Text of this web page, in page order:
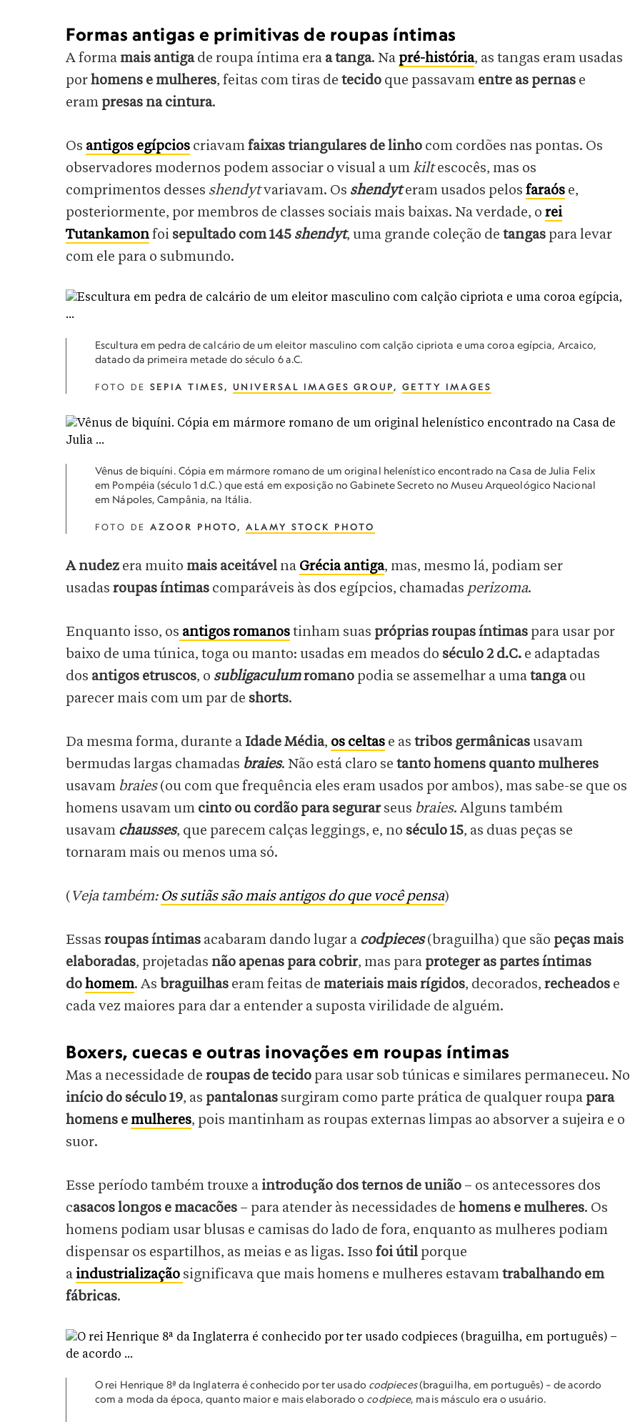
Formas antigas e primitivas de roupas íntimas
A forma mais antigade roupa íntima era a tanga. Na pré-história, as tangas eram usadas
porhomens e mulheres, feitas com tiras de tecido que passavam entre as pernas e
eram presas na cintura.
Os antigos egípcios criavamfaixas triangulares de linho com cordões nas pontas. Os
observadores modernos podem associar o visual a umkiltescocês, mas os
comprimentos desses shendytvariavam. Os shendyteram usados pelos faraós e,
posteriormente, por membros de classes sociais mais baixas. Na verdade, o rei
Tutankamonfoi sepultado com 145 shendyt, uma grande coleção de tangas para levar
com ele para o submundo.
Escultura em pedra de calcário de um eleitor masculino com calção cipriota e uma coroa egípcia, Arcaico,
datado da primeira metade do século 6 a.C.
FOTO DE SEPIA TIMES, UNIVERSAL IMAGES GROUP, GETTY IMAGES
Vênus de biquíni. Cópia em mármore romano de um original helenístico encontrado na Casa de Julia Felix
em Pompéia (século 1 d.C.) que está em exposição no Gabinete Secreto no Museu Arqueológico Nacional
em Nápoles, Campânia, na Itália.
FOTO DE AZOOR PHOTO, ALAMY STOCK PHOTO
A nudez era muito mais aceitável na Grécia antiga, mas, mesmo lá, podiam ser
usadas roupas íntimas comparáveis às dos egípcios, chamadas perizoma.
Enquanto isso, os antigos romanostinham suas próprias roupas íntimas para usar por
baixo de uma túnica, toga ou manto: usadas em meados do século 2 d.C. e adaptadas
dos antigos etruscos, o subligaculumromano podia se assemelhar a umatangaou
parecer mais com um par de shorts.
Da mesma forma, durante a Idade Média, os celtas e as tribos germânicasusavam
bermudas largas chamadas braies. Não está claro se tanto homens quanto mulheres
usavam braies(ou com que frequência eles eram usados por ambos), mas sabe-se que os
homens usavam um cinto ou cordão para segurarseus braies. Alguns também
usavam chausses, que parecem calças leggings, e, no século 15, as duas peças se
tornaram mais ou menos uma só.
( Veja também: Os sutiãs são mais antigos do que você pensa)
Essas roupas íntimas acabaram dando lugar a codpieces(braguilha) que são peças mais
elaboradas, projetadas não apenas para cobrir, mas para proteger as partes íntimas
dohomem. As braguilhas eram feitas de materiais mais rígidos, decorados, recheados e
cada vez maiores para dar a entender a suposta virilidade de alguém.
Boxers, cuecas e outras inovações em roupas íntimas
Mas a necessidade de roupas de tecido para usar sob túnicas e similares permaneceu. No
início do século 19, as pantalonas surgiram como parte prática de qualquer roupa para
homens e mulheres, pois mantinham as roupas externas limpas ao absorver a sujeira e o
suor.
Esse período também trouxe a introdução dos ternos de união – os antecessores dos
casacos longos e macacões – para atender às necessidades de homens e mulheres. Os
homens podiam usar blusas e camisas do lado de fora, enquanto as mulheres podiam
dispensar os espartilhos, as meias e as ligas. Isso foi útil porque
a industrialização significava que mais homens e mulheres estavamtrabalhando em
fábricas.
O rei Henrique 8ª da Inglaterra é conhecido por ter usado codpieces(braguilha, em português) – de acordo
com a moda da época, quanto maior e mais elaborado o codpiece, mais másculo era o usuário.